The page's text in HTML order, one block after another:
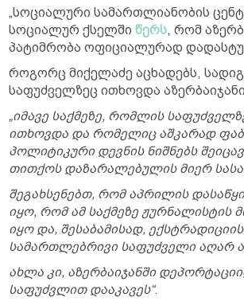
„სოციალური სამართლიანობის
სოციალურ ქსელში წერს, რომ
პატიმრობა ოფიციალურად
როგორც მიქელაძე აცხადებს,
საფუძველზეც ითხოვდა
„იმავე საქმეზე, რომლის
ითხოვდა და რომელიც აშკარად
პოლიტიკური დევნის ნიშნებს
თითქოს დაზარალებულის მიერ
შეგახსენებთ, რომ აპრილის
იყო, რომ ამ საქმეზე ჟურნალისტის
იყო და, შესაბამისად,
სამართლებრივი საფუძველი აღარ
ახლა კი, აზერბაიჯანში
საფუძვლით დააკავეს“.